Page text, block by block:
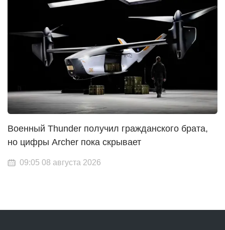
Военный Thunder получил гражданского брата,
но цифры Archer пока скрывает
09:05 08 августа 2026